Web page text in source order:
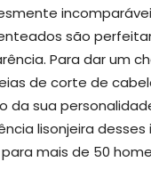
são
Para dar um
de corte de
da sua
lisonjeira
mais de 50